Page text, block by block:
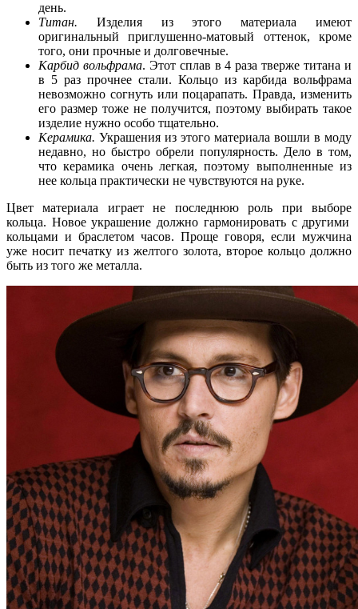
день.
Титан. Изделия из этого материала имеют
оригинальный приглушенно-матовый оттенок, кроме
того, они прочные и долговечные.
Карбид вольфрама. Этот сплав в 4 раза тверже титана и
в 5 раз прочнее стали. Кольцо из карбида вольфрама
невозможно согнуть или поцарапать. Правда, изменить
его размер тоже не получится, поэтому выбирать такое
изделие нужно особо тщательно.
Керамика. Украшения из этого материала вошли в моду
недавно, но быстро обрели популярность. Дело в том,
что керамика очень легкая, поэтому выполненные из
нее кольца практически не чувствуются на руке.
Цвет материала играет не последнюю роль при выборе
кольца. Новое украшение должно гармонировать с другими
кольцами и браслетом часов. Проще говоря, если мужчина
уже носит печатку из желтого золота, второе кольцо должно
быть из того же металла.